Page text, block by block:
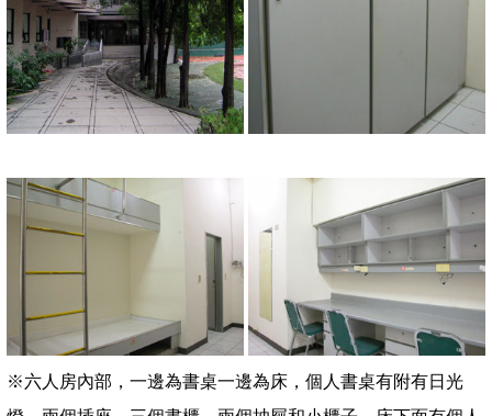
※六人房內部，一邊為書桌一邊為床，個人書桌有附有日光